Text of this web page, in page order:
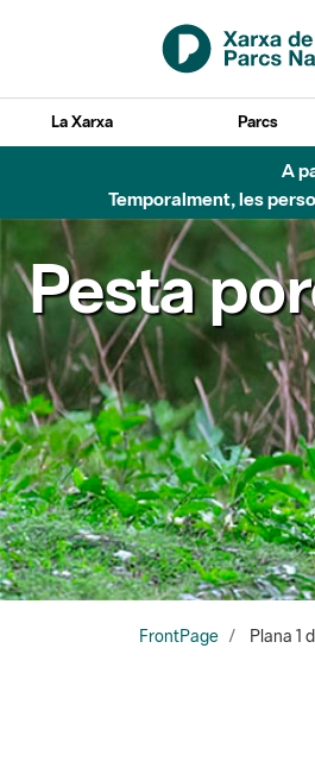
Salta al contingut principal
La Xarxa Parcs
A
Temporalment, les
Pesta
FrontPage Plana 1